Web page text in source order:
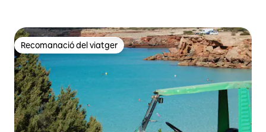
Recomanació del viatger
Recomanació del viatger